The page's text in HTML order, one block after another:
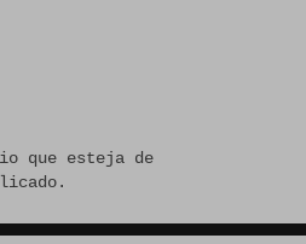
que esteja de